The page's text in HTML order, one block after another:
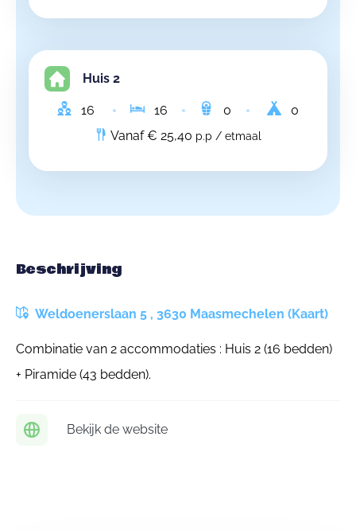
Huis 2
16 16 0
0
Vanaf € 25,40 p.p / etmaal
Beschrijving
Weldoenerslaan 5 , 3630 Maasmechelen (Kaart)
Combinatie van 2 accommodaties : Huis 2 (16 bedden)
+ Piramide (43 bedden).
Bekijk de website